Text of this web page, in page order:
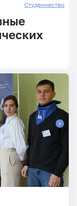
Студенчество